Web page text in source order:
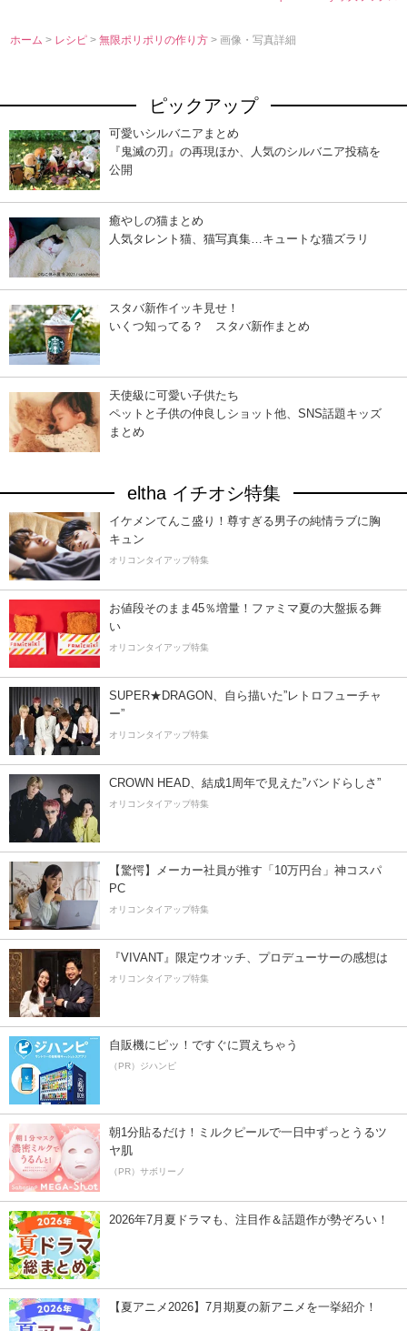
ホーム > レシピ>無限ポリポリの作り方> 画像・写真詳細
ピックアップ
可愛いシルバニアまとめ
『鬼滅の刃』の再現ほか、人気のシルバニア投稿を
公開
癒やしの猫まとめ
人気タレント猫、猫写真集…キュートな猫ズラリ
スタバ新作イッキ見せ！
いくつ知ってる？ スタバ新作まとめ
天使級に可愛い子供たち
ペットと子供の仲良しショット他、SNS話題キッズ
まとめ
eltha イチオシ特集
イケメンてんこ盛り！尊すぎる男子の純情ラブに胸
キュン
オリコンタイアップ特集
お値段そのまま45％増量！ファミマ夏の大盤振る舞
い
オリコンタイアップ特集
SUPER★DRAGON、自ら描いた”レトロフューチャ
ー”
オリコンタイアップ特集
CROWN HEAD、結成1周年で見えた”バンドらしさ”
オリコンタイアップ特集
【驚愕】メーカー社員が推す「10万円台」神コスパ
PC
オリコンタイアップ特集
『VIVANT』限定ウオッチ、プロデューサーの感想は
オリコンタイアップ特集
自販機にピッ！ですぐに買えちゃう
（PR）ジハンピ
朝1分貼るだけ！ミルクピールで一日中ずっとうるツ
ヤ肌
（PR）サボリーノ
2026年7月夏ドラマも、注目作＆話題作が勢ぞろい！
【夏アニメ2026】7月期夏の新アニメを一挙紹介！